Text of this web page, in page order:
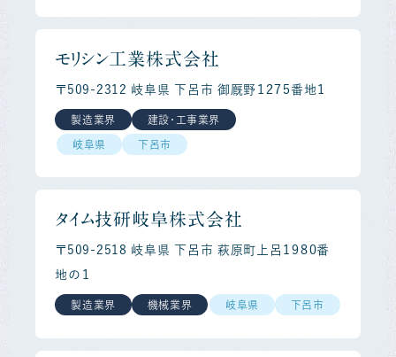
モリシン工業株式会社
〒509-2312 岐阜県 下呂市 御厩野１２７５番地１
製造業界 建設・工事業界
岐阜県 下呂市
タイム技研岐阜株式会社
〒509-2518 岐阜県 下呂市 萩原町上呂１９８０番
地の１
製造業界 機械業界 岐阜県 下呂市